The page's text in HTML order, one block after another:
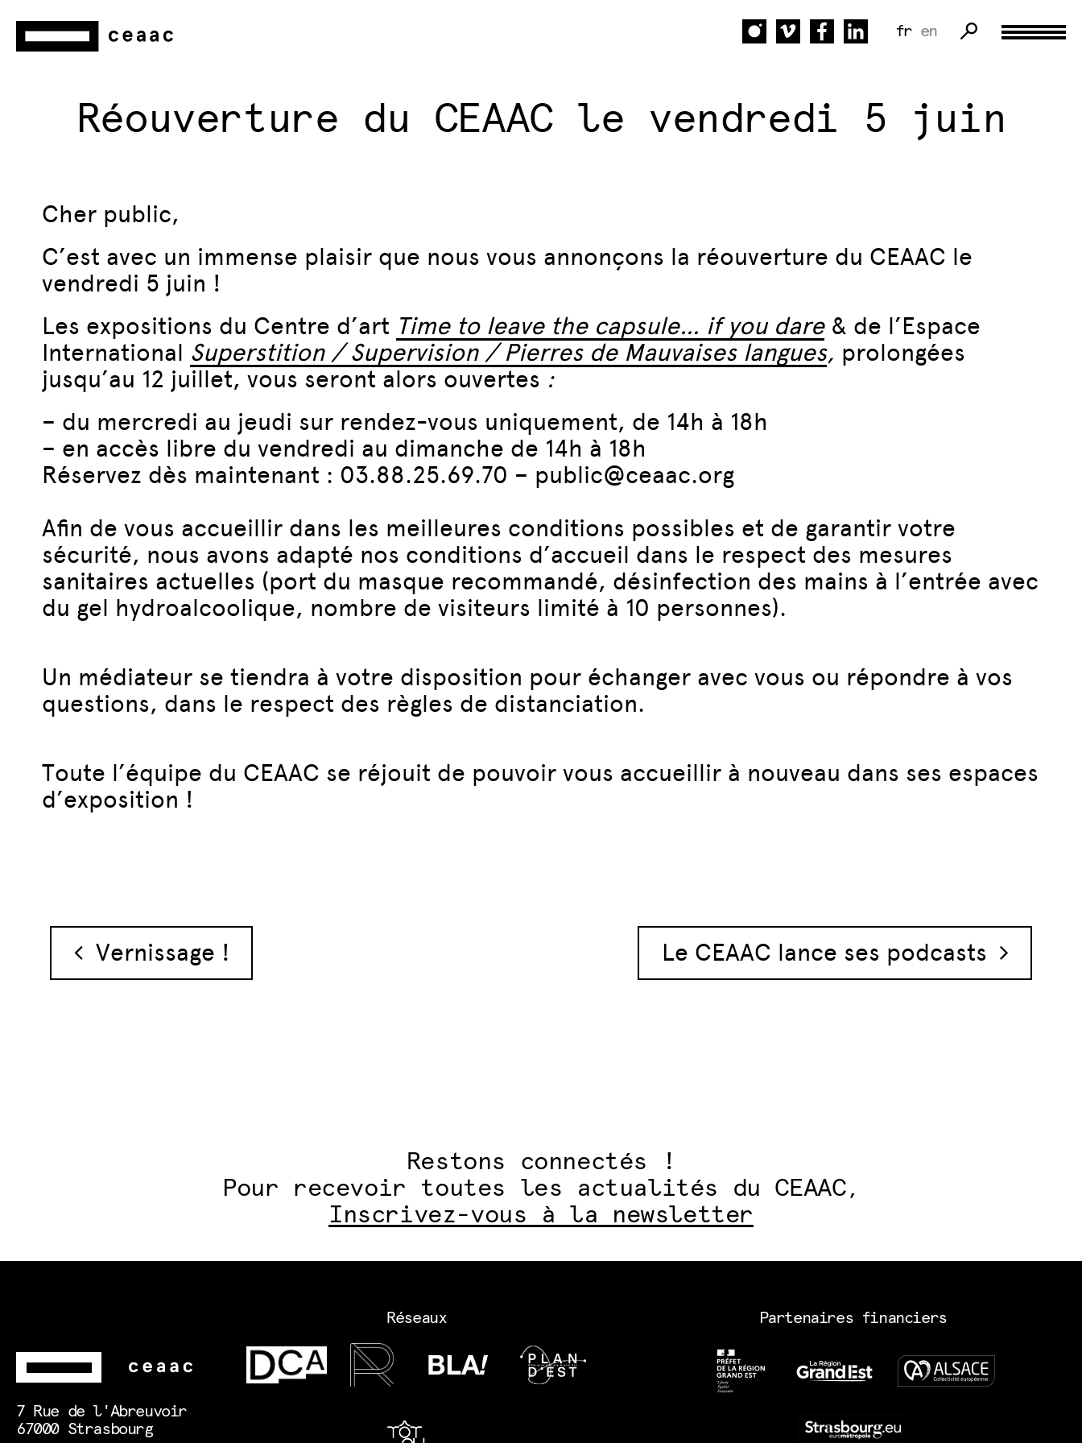
fr en
Réouverture du CEAAC le vendredi 5 juin
Cher public,
C’est avec un immense plaisir que nous vous annonçons la réouverture du CEAAC le
vendredi 5 juin !
Les expositions du Centre d’art Time to leave the capsule… if you dare& de l’Espace
International Superstition / Supervision / Pierres de Mauvaises langues, prolongées
jusqu’au 12 juillet, vous seront alors ouvertes :
– du mercredi au jeudi sur rendez-vous uniquement, de 14h à 18h
– en accès libre du vendredi au dimanche de 14h à 18h
Réservez dès maintenant : 03.88.25.69.70 – public@ceaac.org
Afin de vous accueillir dans les meilleures conditions possibles et de garantir votre
sécurité, nous avons adapté nos conditions d’accueil dans le respect des mesures
sanitaires actuelles (port du masque recommandé, désinfection des mains à l’entrée avec
du gel hydroalcoolique, nombre de visiteurs limité à 10 personnes).
Un médiateur se tiendra à votre disposition pour échanger avec vous ou répondre à vos
questions, dans le respect des règles de distanciation.
Toute l’équipe du CEAAC se réjouit de pouvoir vous accueillir à nouveau dans ses espaces
d’exposition !
Navigation des articles
Vernissage ! Le CEAAC lance ses podcasts
Restons connectés !
Pour recevoir toutes les actualités du CEAAC,
Inscrivez-vous à la newsletter
7 Rue de l'Abreuvoir
67000 Strasbourg
Réseaux Partenaires financiers